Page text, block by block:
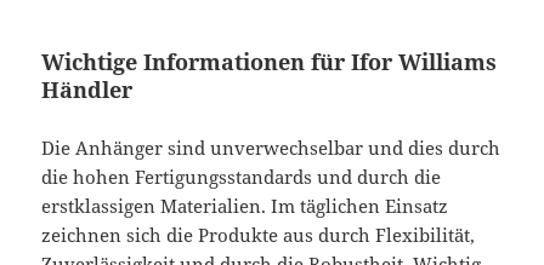
Wichtige Informationen für Ifor Williams
Händler
Die Anhänger sind unverwechselbar und dies durch
die hohen Fertigungsstandards und durch die
erstklassigen Materialien. Im täglichen Einsatz
zeichnen sich die Produkte aus durch Flexibilität,